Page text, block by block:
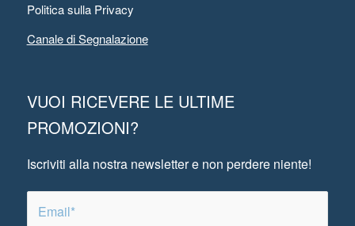
Politica sulla Privacy
Canale di Segnalazione
VUOI RICEVERE LE ULTIME
PROMOZIONI?
Iscriviti alla nostra newsletter e non perdere niente!